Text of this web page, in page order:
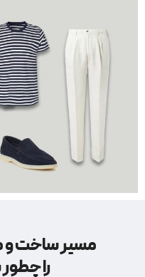
مسیر ساخت
را